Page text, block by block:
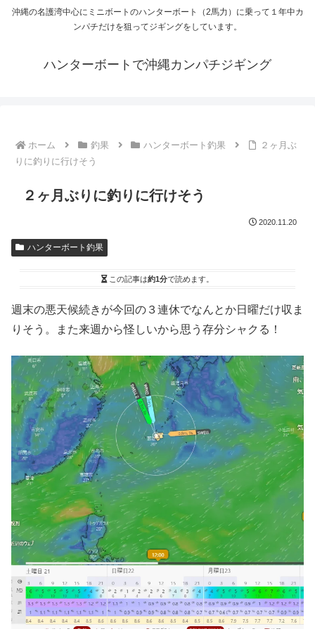
沖縄の名護湾中心にミニボートのハンターボート（2馬力）に乗って１年中カ
ンパチだけを狙ってジギングをしています。
ハンターボートで沖縄カンパチジギング
ホーム 釣果 ハンターボート釣果
２ヶ月ぶ
りに釣りに行けそう
２ヶ月ぶりに釣りに行けそう
2020.11.20
ハンターボート釣果
この記事は約1分で読めます。
週末の悪天候続きが今回の３連休でなんとか日曜だけ収ま
りそう。また来週から怪しいから思う存分シャクる！